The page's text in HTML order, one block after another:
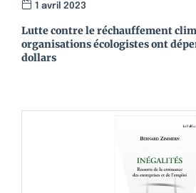
1 avril 2023
Lutte contre le réchauffement
organisations écologistes ont
dollars